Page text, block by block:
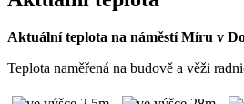
Aktuální teplota na náměstí Míru v
Teplota naměřená na budově a věži